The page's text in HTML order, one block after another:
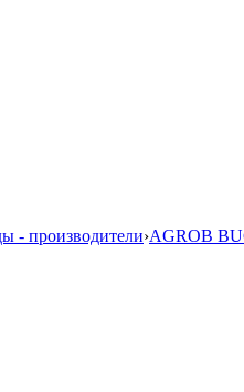
- производители›AGROB